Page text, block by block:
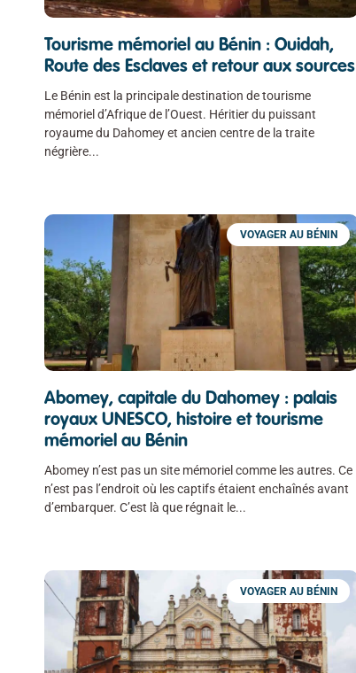
Tourisme mémoriel au Bénin : Ouidah,
Route des Esclaves et retour aux sources
Le Bénin est la principale destination de tourisme
mémoriel d’Afrique de l’Ouest. Héritier du puissant
royaume du Dahomey et ancien centre de la traite
négrière
VOYAGER AU BÉNIN
Abomey, capitale du Dahomey : palais
royaux UNESCO, histoire et tourisme
mémoriel au Bénin
Abomey n’est pas un site mémoriel comme les autres. Ce
n’est pas l’endroit où les captifs étaient enchaînés avant
d’embarquer. C’est là que régnait le
VOYAGER AU BÉNIN